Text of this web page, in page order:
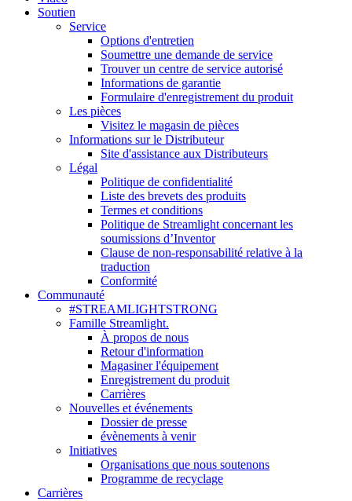
Soutien
Service
Options d'entretien
Soumettre une demande de service
Trouver un centre de service autorisé
Informations de garantie
Formulaire d'enregistrement du produit
Les pièces
Visitez le magasin de pièces
Informations sur le Distributeur
Site d'assistance aux Distributeurs
Légal
Politique de confidentialité
Liste des brevets des produits
Termes et conditions
Politique de Streamlight concernant les
soumissions d’Inventor
Clause de non-responsabilité relative à la
traduction
Conformité
Communauté
#STREAMLIGHTSTRONG
Famille Streamlight.
À propos de nous
Retour d'information
Magasiner l'équipement
Enregistrement du produit
Carrières
Nouvelles et événements
Dossier de presse
évènements à venir
Initiatives
Organisations que nous soutenons
Programme de recyclage
Carrières